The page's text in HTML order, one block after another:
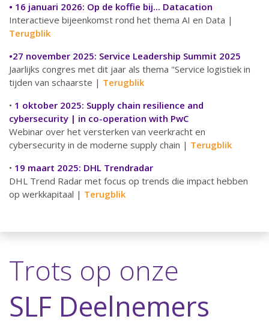
• 16 januari 2026: Op de koffie bij... Datacation
Interactieve bijeenkomst rond het thema AI en Data |
Terugblik
•27 november 2025: Service Leadership Summit 2025
Jaarlijks congres met dit jaar als thema "Service logistiek in
tijden van schaarste | Terugblik
• 1 oktober 2025: Supply chain resilience and
cybersecurity | in co-operation with PwC
Webinar over het versterken van veerkracht en
cybersecurity in de moderne supply chain | Terugblik
• 19 maart 2025: DHL Trendradar
DHL Trend Radar met focus op trends die impact hebben
op werkkapitaal | Terugblik
Trots op onze
SLF Deelnemers